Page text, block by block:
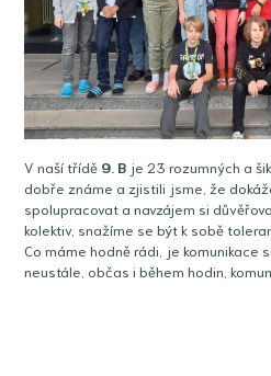
V naší třídě 9 . B je 23 rozumných a
dobře známe a zjistili jsme, že
spolupracovat a navzájem si
kolektiv, snažíme se být k sobě
Co máme hodně rádi, je komunikace
neustále, občas i během hodin,